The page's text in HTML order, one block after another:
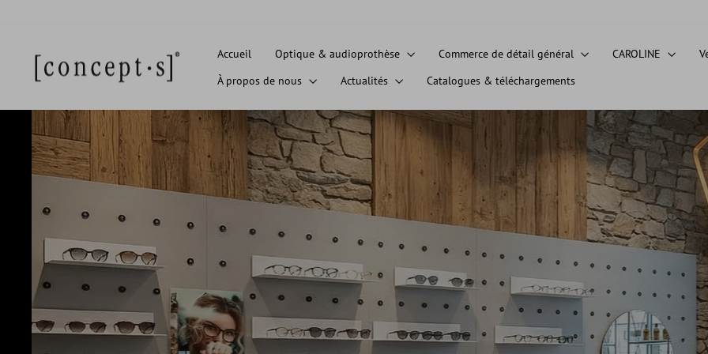
Accueil Optique & audioprothèse Commerce de détail général CAROLINE
À propos de nous
Actualités Catalogues & téléchargements